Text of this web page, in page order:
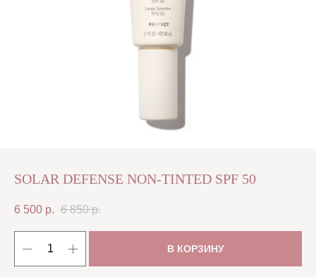
SOLAR DEFENSE NON-TINTED SPF 50
6 500 р. 6 850 р.
В КОРЗИНУ